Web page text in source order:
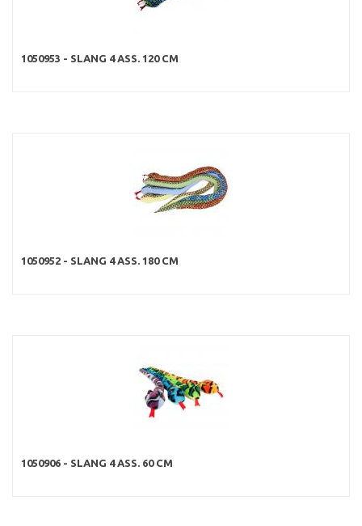
1050953 - SLANG 4 ASS. 120 CM
1050952 - SLANG 4 ASS. 180 CM
1050906 - SLANG 4 ASS. 60 CM